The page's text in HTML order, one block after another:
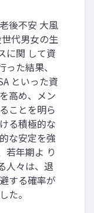
後不安 大風
代男女の生
に関 して資
た結果、
といった資
高め、メン
ことを明ら
る積極的な
な安定を強
若年期よ り
人々は、退
する確率が
た。